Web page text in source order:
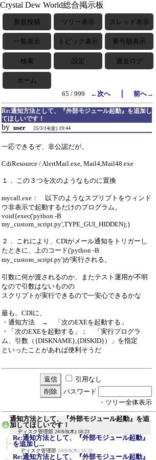
Crystal Dew World総合掲示板
新規投稿 ツリー表示 スレッド表示
一覧表示 トピック表示 番号順表示
検索 設定 過去ログ
ホーム
65 / 999
←次へ｜ 前へ→
Re:通知方法として、『外部モジュール起動』を追加し
てほしいです！
by user 25/3/14(金) 19:44
一応できるぞ、非公認だが。
CdiResource / AlertMail.exe, Mail4,Mail48.exe
１． この３つを次のようなものに置換
mycall.exe： 以下のようなスプリプトをウィンド
ウ非表示で起動するだけのプログラム。
void{exec('python -B
my_custom_script.py',TYPE_GUI_HIDDEN);}
２． これにより、CDIがメール通知をトリガーし
たときに、上のコード('python -B
my_custom_script.py')が実行される。
引数に何が渡されるのか、またテスト運用が不明
なので引数はないものの
スクリプトが実行できるので一安心できるかな
最も、CDIに、
・通知方法 → 「次のEXEを起動する」
・「次のEXEを起動する」； 「実行プログラ
ム、引数（{DISKNAME},{DISKID}）」を指定
といったことがあれば便利そうだ
引用なし
パスワード
・ツリー全体表示
通知方法として、『外部モジュール起動』を追
加してほしいです！
ディスク管理部 24/8/8(木) 18:23
Re:通知方法として、『外部モジュール起動』
を追加し...
ディスク管理部 24/8/8(木) 18:32
Re:通知方法として、『外部モジュール起動』